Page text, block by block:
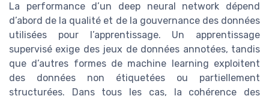
La performance d’un deep neural network dépend
d’abord de la qualité et de la gouvernance des données
utilisées pour l’apprentissage. Un apprentissage
supervisé exige des jeux de données annotées, tandis
que d’autres formes de machine learning exploitent
des données non étiquetées ou partiellement
structurées. Dans tous les cas, la cohérence des